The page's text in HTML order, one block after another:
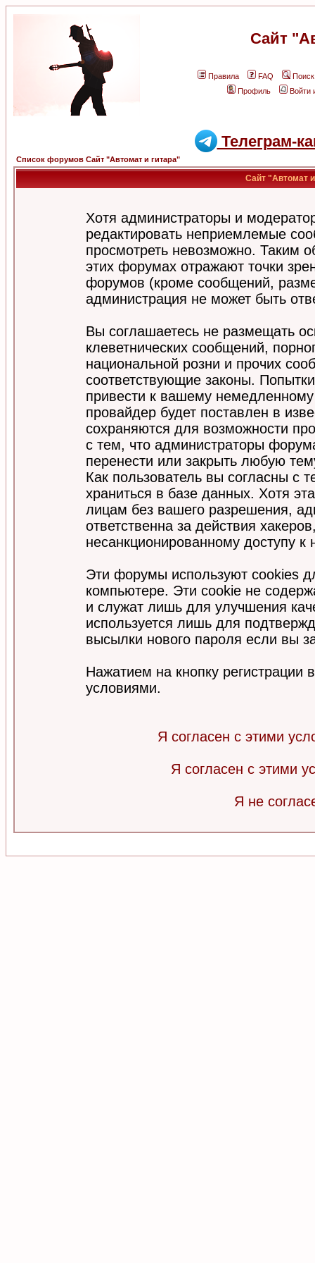
Сайт
Правила FAQ
Поиск
Профиль
Войти
Телеграм-
Список форумов Сайт "Автомат и гитара"
Сайт "Автомат и
Хотя администраторы и
редактировать неприемлемые
просмотреть невозможно. Таким
этих форумах отражают точки
форумов (кроме сообщений,
администрация не может быть
Вы соглашаетесь не размещать
клеветнических сообщений,
национальной розни и прочих
соответствующие законы.
привести к вашему
провайдер будет поставлен в
сохраняются для возможности
с тем, что администраторы
перенести или закрыть любую
Как пользователь вы согласны с
храниться в базе данных. Хотя
лицам без вашего разрешения,
ответственна за действия
несанкционированному доступу к
Эти форумы используют cookies
компьютере. Эти cookie не
и служат лишь для улучшения
используется лишь для
высылки нового пароля если вы
Нажатием на кнопку регистрации
условиями.
Я согласен с этими
Я согласен с этими
Я не